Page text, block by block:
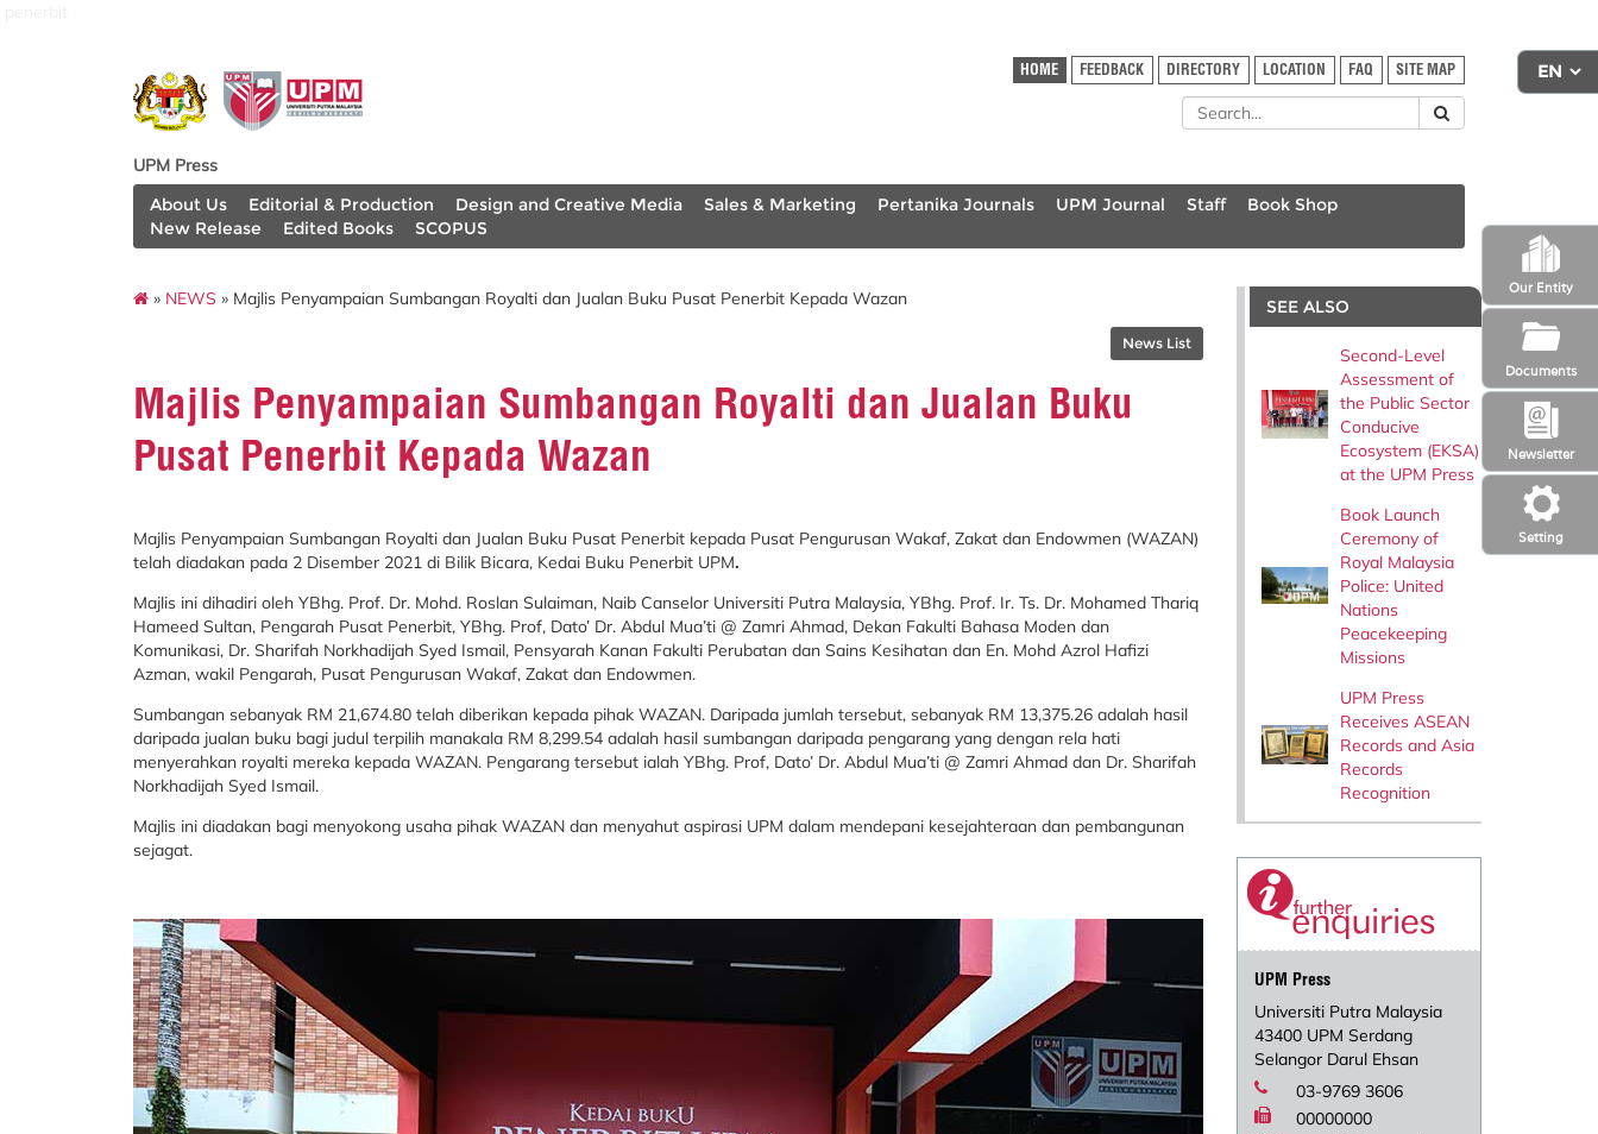
Setting
Newsletter
Our Entity
Documents
HOME FEEDBACK DIRECTORY LOCATION FAQ SITE MAP
UPM Press
About Us
Editorial & Production Design and Creative Media Sales & Marketing Pertanika Journals UPM Journal Staff
Book Shop
New Release
Edited Books SCOPUS
» NEWS » Majlis Penyampaian Sumbangan Royalti dan Jualan Buku Pusat Penerbit Kepada Wazan
News List
Majlis Penyampaian Sumbangan Royalti dan Jualan Buku
Pusat Penerbit Kepada Wazan
Majlis Penyampaian Sumbangan Royalti dan Jualan Buku Pusat Penerbit kepada Pusat Pengurusan Wakaf, Zakat dan Endowmen (WAZAN)
telah diadakan pada 2 Disember 2021 di Bilik Bicara, Kedai Buku Penerbit UPM.
Majlis ini dihadiri oleh YBhg. Prof. Dr. Mohd. Roslan Sulaiman, Naib Canselor Universiti Putra Malaysia, YBhg. Prof. Ir. Ts. Dr. Mohamed Thariq
Hameed Sultan, Pengarah Pusat Penerbit, YBhg. Prof, Dato’ Dr. Abdul Mua’ti @ Zamri Ahmad, Dekan Fakulti Bahasa Moden dan
Komunikasi, Dr. Sharifah Norkhadijah Syed Ismail, Pensyarah Kanan Fakulti Perubatan dan Sains Kesihatan dan En. Mohd Azrol Hafizi
Azman, wakil Pengarah, Pusat Pengurusan Wakaf, Zakat dan Endowmen.
Sumbangan sebanyak RM 21,674.80 telah diberikan kepada pihak WAZAN. Daripada jumlah tersebut, sebanyak RM 13,375.26 adalah hasil
daripada jualan buku bagi judul terpilih manakala RM 8,299.54 adalah hasil sumbangan daripada pengarang yang dengan rela hati
menyerahkan royalti mereka kepada WAZAN. Pengarang tersebut ialah YBhg. Prof, Dato’ Dr. Abdul Mua’ti @ Zamri Ahmad dan Dr. Sharifah
Norkhadijah Syed Ismail.
Majlis ini diadakan bagi menyokong usaha pihak WAZAN dan menyahut aspirasi UPM dalam mendepani kesejahteraan dan pembangunan
sejagat.
SEE ALSO
Second-Level
Assessment of
the Public Sector
Conducive
Ecosystem (EKSA)
at the UPM Press
Book Launch
Ceremony of
Royal Malaysia
Police: United
Nations
Peacekeeping
Missions
UPM Press
Receives ASEAN
Records and Asia
Records
Recognition
UPM Press
Universiti Putra Malaysia
43400 UPM Serdang
Selangor Darul Ehsan
03-9769 3606
00000000